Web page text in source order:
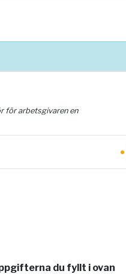
för arbetsgivaren en
du fyllt i ovan